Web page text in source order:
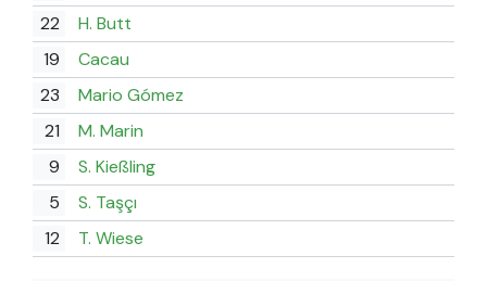
22
H. Butt
19
Cacau
23
Mario Gómez
21
M. Marin
9
S. Kießling
5
S. Taşçı
12
T. Wiese